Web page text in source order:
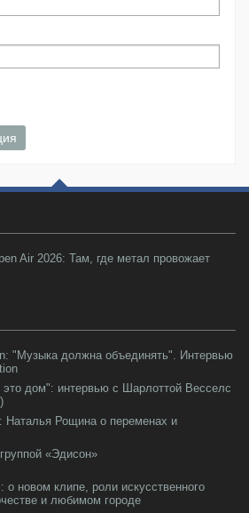
Air 2026: Там, где метал провожает
"Музыка должна объединять". Интервью
дом": интервью с Шарлоттой Весселс
Наталья Рощина о переменах и
«Эдисон»
о новом клипе, роли искусственного
и любимом городе